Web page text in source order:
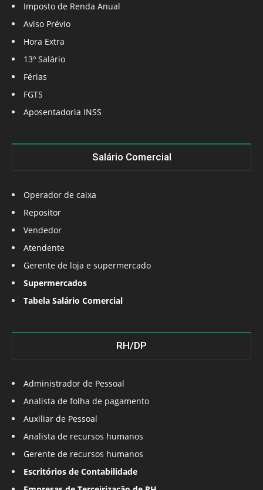
Imposto de Renda Anual
Aviso Prévio
Hora Extra
13º Salário
Férias
FGTS
Aposentadoria INSS
Salário Comercial
Operador de caixa
Repositor
Vendedor
Atendente
Gerente de loja e supermercado
Supermercados
Tabela Salário Comercial
RH/DP
Administrador de Pessoal
Analista de folha de pagamento
Auxiliar de Pessoal
Analista de recursos humanos
Gerente de recursos humanos
Escritórios de Contabilidade